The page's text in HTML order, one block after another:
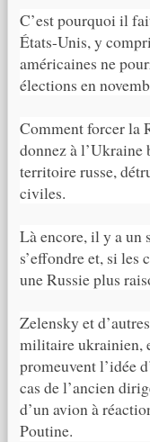
C’est pourquoi il
États-Unis, y
américaines ne
élections en
Comment forcer la
donnez à l’Ukraine
territoire russe,
civiles.
Là encore, il y a un
s’effondre et, si les
une Russie plus
Zelensky et
militaire ukrainien,
promeuvent l’idée
cas de l’ancien
d’un avion à
Poutine.